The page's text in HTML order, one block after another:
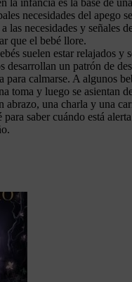
la infancia es la base de
necesidades del apego
las necesidades y señales
que el bebé llore.
suelen estar relajados y
desarrollan un patrón de
para calmarse. A algunos
toma y luego se asientan
abrazo, una charla y una
para saber cuándo está